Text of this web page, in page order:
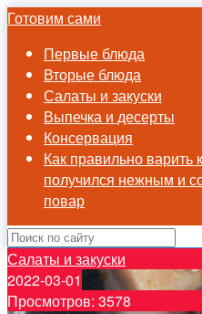
Готовим сами
Первые блюда
Вторые блюда
Салаты и закуски
Выпечка и десерты
Консервация
Как правильно варить
получился нежным и
повар
Салаты и закуски
2022-03-01
Просмотров: 3578